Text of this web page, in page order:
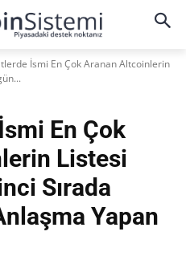
İsmi En Çok Aranan Altcoinlerin
En Çok
Listesi
Sırada
Yapan